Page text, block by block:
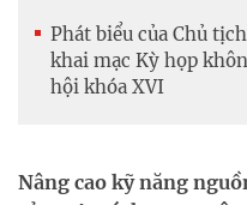
Phát biểu của Chủ
khai mạc Kỳ họp
hội khóa XVI
Nâng cao kỹ năng